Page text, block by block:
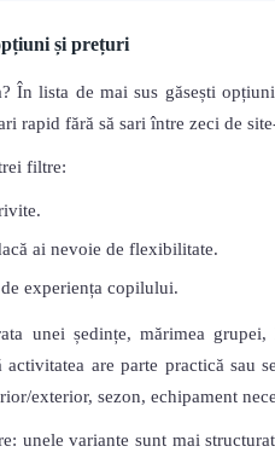
și prețuri
În lista de mai sus găsești
rapid fără să sari între zeci de
filtre:
ai nevoie de flexibilitate.
experiența copilului.
unei ședințe, mărimea
are parte practică sau
exterior, sezon, echipament
unele variante sunt mai